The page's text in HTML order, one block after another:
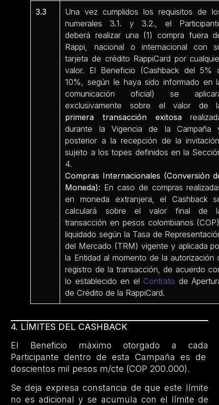
3.3
Una vez cumplidos los requisitos de
numerales 3.1. y 3.2., el
deberá realizar una (1) compra fuera
Rappi, nacional o internacional con
tarjeta de crédito RappiCard por
valor. El Beneficio (Cashback del 5%
10%, según le haya sido informado en
comunicación oficial) se
exclusivamente sobre el valor de
primera transacción exitosa
durante la Vigencia de la Campaña
posterior a la recepción de la
sujeto a los topes definidos en la
4.
Compras Internacionales (Conversión
Moneda): En caso de compras
en moneda extranjera, el Cashback
calculará sobre el valor final de
transacción en pesos colombianos
liquidado según la Tasa de
del Mercado (TRM) vigente y aplicada
la Entidad al momento de la autorización
registro de la transacción, de acuerdo
lo establecido en el Contrato de
de Crédito de la RappiCard.
4. LÍMITES DEL CASHBACK
El Beneficio máximo otorgado a cada
Participante dentro de esta Campaña es de
doscientos mil pesos m/cte (COP 200.000).
Se deja expresa constancia de que este límite
no es adicional y se acumula con el límite de